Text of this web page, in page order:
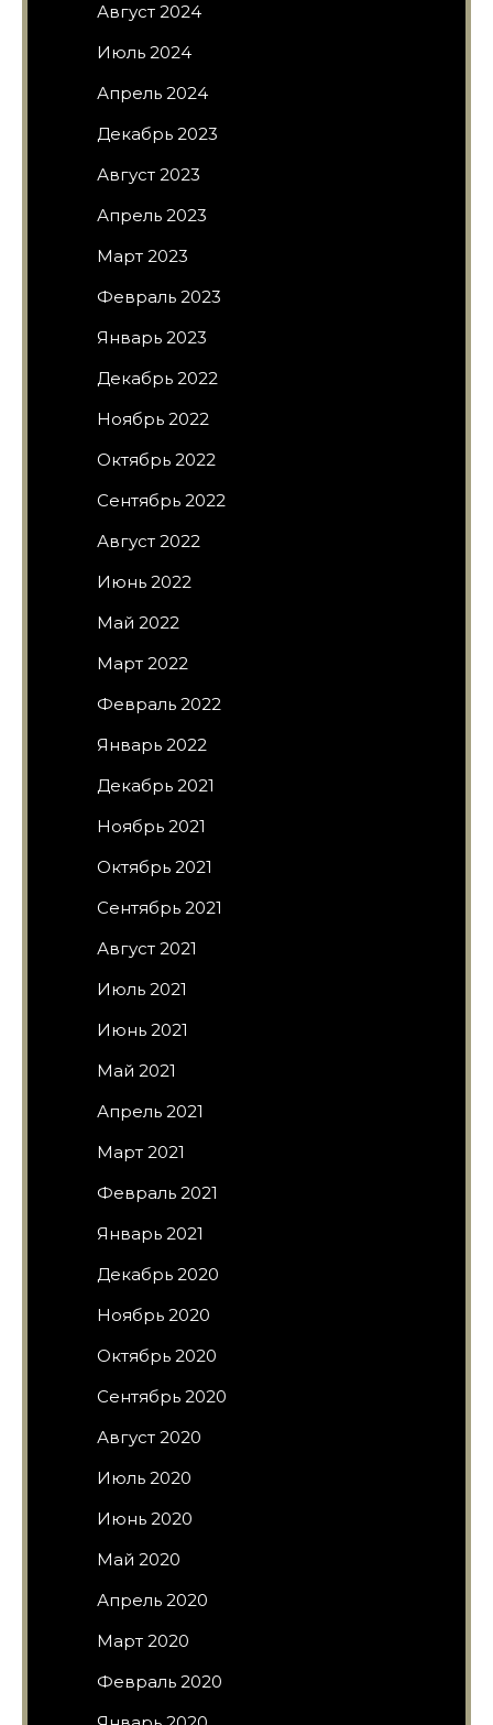
Август 2024
Июль 2024
Апрель 2024
Декабрь 2023
Август 2023
Апрель 2023
Март 2023
Февраль 2023
Январь 2023
Декабрь 2022
Ноябрь 2022
Октябрь 2022
Сентябрь 2022
Август 2022
Июнь 2022
Май 2022
Март 2022
Февраль 2022
Январь 2022
Декабрь 2021
Ноябрь 2021
Октябрь 2021
Сентябрь 2021
Август 2021
Июль 2021
Июнь 2021
Май 2021
Апрель 2021
Март 2021
Февраль 2021
Январь 2021
Декабрь 2020
Ноябрь 2020
Октябрь 2020
Сентябрь 2020
Август 2020
Июль 2020
Июнь 2020
Май 2020
Апрель 2020
Март 2020
Февраль 2020